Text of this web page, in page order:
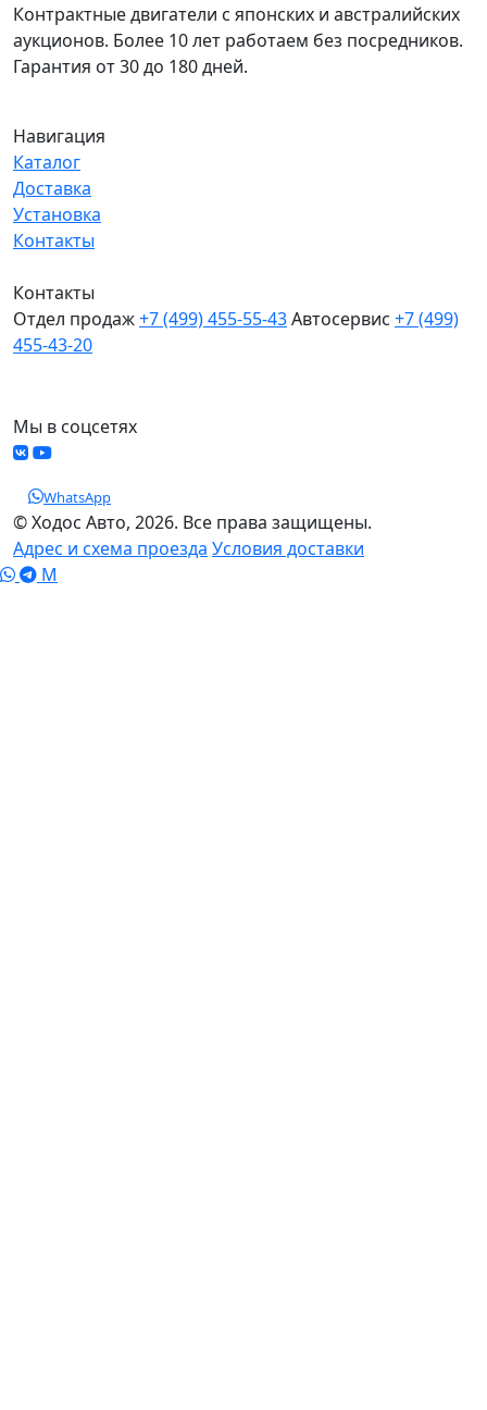
Контрактные двигатели с японских и австралийских
аукционов. Более 10 лет работаем без посредников.
Гарантия от 30 до 180 дней.
Навигация
Каталог
Доставка
Установка
Контакты
Контакты
Отдел продаж+7 (499) 455-55-43Автосервис +7 (499)
455-43-20
Мы в соцсетях
WhatsApp
© Ходос Авто, 2026. Все права защищены.
Адрес и схема проезда Условия доставки
M